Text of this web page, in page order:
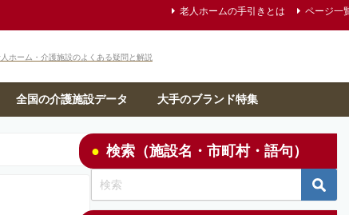
老人ホームの手引きとは ページ一
全国の介護施設データ 大手のブランド特集
検索（施設名・市町村・語句）